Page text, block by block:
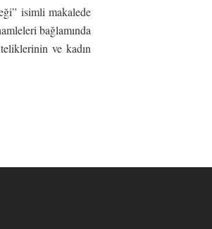
isimli makalede
bağlamında
ve kadın